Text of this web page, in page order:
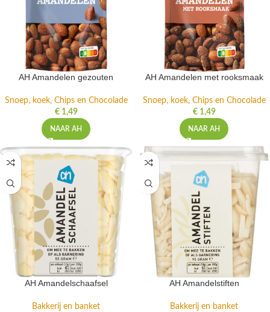
AH Amandelen gezouten
Snoep, koek, Chips en Chocolade
€1,49
NAAR AH
AH Amandelen met rooksmaak
Snoep, koek, Chips en Chocolade
€1,49
NAAR AH
AH Amandelschaafsel
Bakkerij en banket
AH Amandelstiften
Bakkerij en banket